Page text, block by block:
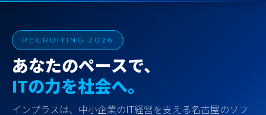
RECRUITING 2026
あなたのペースで、
ITの力を社会へ。
インプラスは、中小企業のIT経営を支える名古屋のソフ